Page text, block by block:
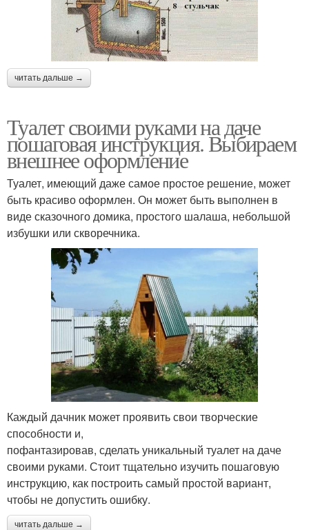
читать дальше →
Туалет своими руками на даче
пошаговая инструкция. Выбираем
внешнее оформление
Туалет, имеющий даже самое простое решение, может
быть красиво оформлен. Он может быть выполнен в
виде сказочного домика, простого шалаша, небольшой
избушки или скворечника.
Каждый дачник может проявить свои творческие
способности и,
пофантазировав, сделать уникальный туалет на даче
своими руками. Стоит тщательно изучить пошаговую
инструкцию, как построить самый простой вариант,
чтобы не допустить ошибку.
читать дальше →